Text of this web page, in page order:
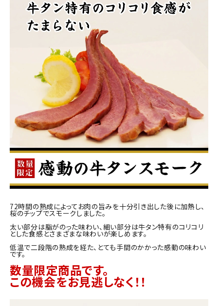
価格別
ご利用ガイド
72時間の熟成によってお肉の旨みを十分引き出した後に加熱し、
桜のチップでスモークしました。
太い部分は脂がのった味わい、細い部分は牛タン特有のコリコリ
とした食感とさまざまな味わいが楽しめます。
低温で二段階の熟成を経た、とても手間のかかった感動の味わい
です。
数量限定商品です。
この機会をお見逃しなく！！